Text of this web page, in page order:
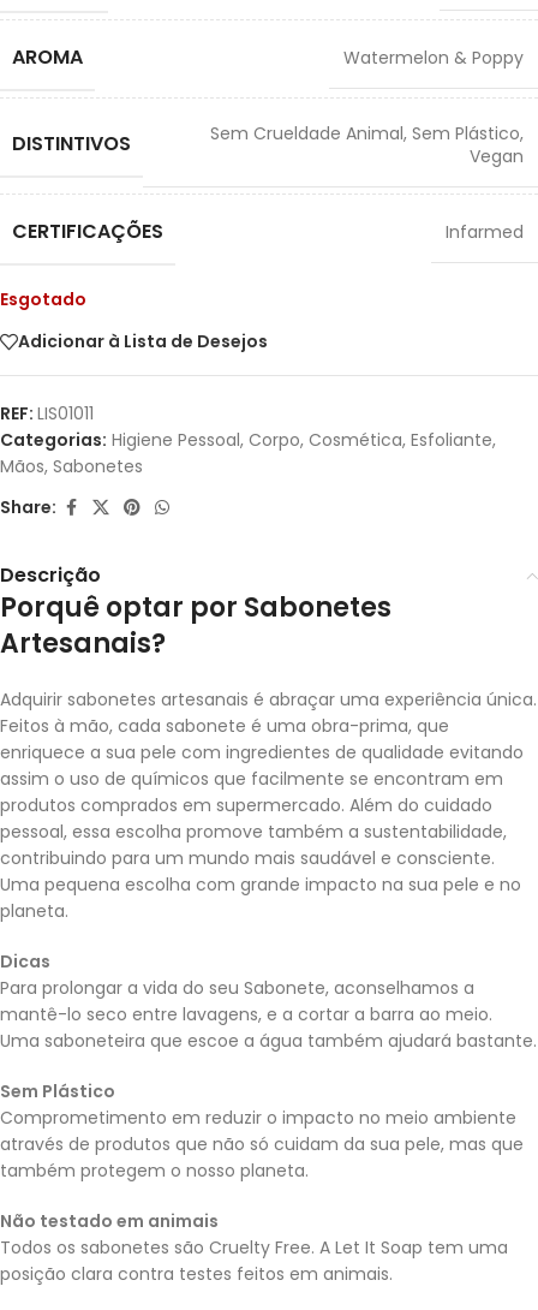
AROMA Watermelon & Poppy
DISTINTIVOS Sem Crueldade Animal, Sem Plástico,
Vegan
CERTIFICAÇÕES Infarmed
Esgotado
Adicionar à Lista de Desejos
REF: LIS01011
Categorias: Higiene Pessoal, Corpo, Cosmética, Esfoliante,
Mãos, Sabonetes
Share:
Descrição
Porquê optar por Sabonetes
Artesanais?
Adquirir sabonetes artesanais é abraçar uma experiência única.
Feitos à mão, cada sabonete é uma obra-prima, que
enriquece a sua pele com ingredientes de qualidade evitando
assim o uso de químicos que facilmente se encontram em
produtos comprados em supermercado. Além do cuidado
pessoal, essa escolha promove também a sustentabilidade,
contribuindo para um mundo mais saudável e consciente.
Uma pequena escolha com grande impacto na sua pele e no
planeta.
Dicas
Para prolongar a vida do seu Sabonete, aconselhamos a
mantê-lo seco entre lavagens, e a cortar a barra ao meio.
Uma saboneteira que escoe a água também ajudará bastante.
Sem Plástico
Comprometimento em reduzir o impacto no meio ambiente
através de produtos que não só cuidam da sua pele, mas que
também protegem o nosso planeta.
Não testado em animais
Todos os sabonetes são Cruelty Free. A Let It Soap tem uma
posição clara contra testes feitos em animais.